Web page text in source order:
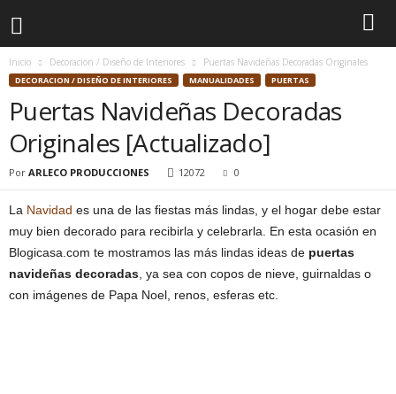
Inicio Decoracion / Diseño de Interiores Puertas Navideñas Decoradas Originales
DECORACION / DISEÑO DE INTERIORES MANUALIDADES PUERTAS
Puertas Navideñas Decoradas
Originales [Actualizado]
Por ARLECO PRODUCCIONES 12072 0
La Navidad es una de las fiestas más lindas, y el hogar debe estar
muy bien decorado para recibirla y celebrarla. En esta ocasión en
Blogicasa.com te mostramos las más lindas ideas de puertas
navideñas decoradas , ya sea con copos de nieve, guirnaldas o
con imágenes de Papa Noel, renos, esferas etc.